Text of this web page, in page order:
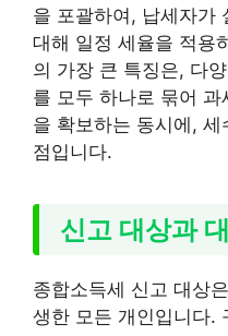
을 포괄하여, 납세자가
대해 일정 세율을 적용
의 가장 큰 특징은, 다
를 모두 하나로 묶어
을 확보하는 동시에,
점입니다.
신고 대상과
종합소득세 신고 대상
생한 모든 개인입니다.